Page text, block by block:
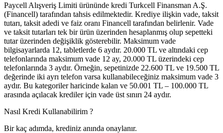
Paycell Alışveriş Limiti ürününde kredi Turkcell Finansman A.Ş.
(Financell) tarafından tahsis edilmektedir. Krediye ilişkin vade, taksit
tutarı, taksit adedi ve faiz oranı Financell tarafından belirlenir. Vade
ve taksit tutarları tek bir ürün üzerinden hesaplanmış olup sepetteki
tutar üzerinden değişiklik gösterebilir. Maksimum vade
bilgisayarlarda 12, tabletlerde 6 aydır. 20.000 TL ve altındaki cep
telefonlarında maksimum vade 12 ay, 20.000 TL üzerindeki cep
telefonlarında 3 aydır. Örneğin, sepetinizde 22.600 TL ve 19.500 TL
değerinde iki ayrı telefon varsa kullanabileceğiniz maksimum vade 3
aydır. Bu kategoriler haricinde kalan ve 50.001 TL – 100.000 TL
arasında açılacak krediler için vade üst sınırı 24 aydır.
Nasıl Kredi Kullanabilirim ?
Bir kaç adımda, krediniz anında onaylanır.